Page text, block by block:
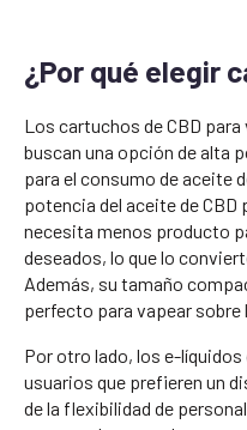
¿Por qué elegir
Los cartuchos de CBD
buscan una opción de alta
para el consumo de aceite
potencia del aceite de
necesita menos producto
deseados, lo que lo
Además, su tamaño
perfecto para vapear sobre
Por otro lado, los e-líquidos
usuarios que prefieren un
de la flexibilidad de